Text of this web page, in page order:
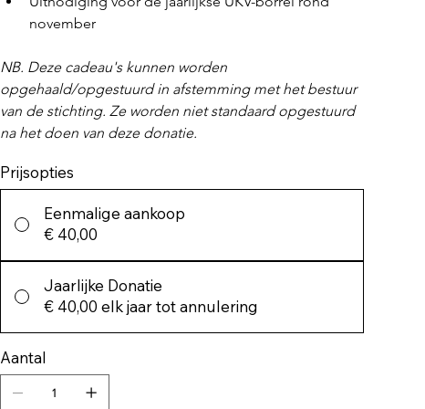
november
NB. Deze cadeau's kunnen worden
opgehaald/opgestuurd in afstemming met het bestuur
van de stichting. Ze worden niet standaard opgestuurd
na het doen van deze donatie.
Prijsopties
Eenmalige aankoop
€ 40,00
Jaarlijke Donatie
€ 40,00 elk jaar tot annulering
Aantal